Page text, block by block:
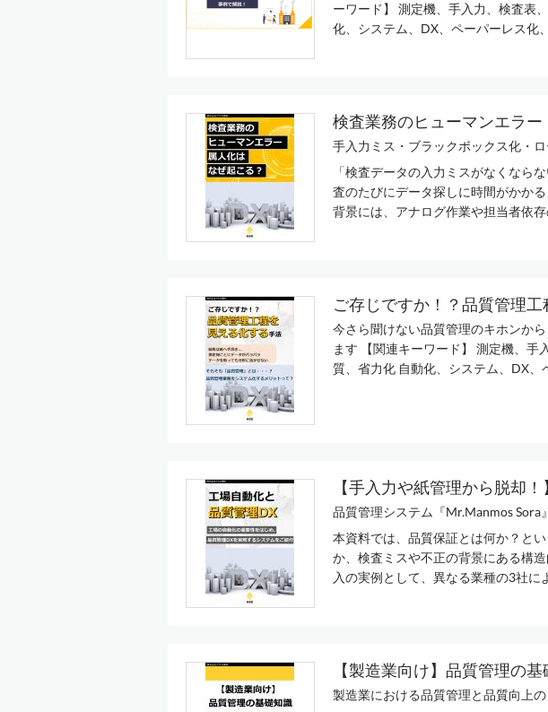
ーワード】 測定機、手入力、検査表
化、システム、DX、ペーパーレス化
検査業務のヒューマンエラ
手入力ミス・ブラックボックス化・
「検査データの入力ミスがなくなら
査のたびにデータ探しに時間がかか
背景には、アナログ作業や担当者依
ご存じですか！？品質管理
今さら聞けない品質管理のキホンか
ます 【関連キーワード】 測定機、
質、省力化 自動化、システム、DX、
【手入力や紙管理から脱却
品質管理システム『Mr.Manmos Sora
本資料では、品質保証とは何か？と
か、検査ミスや不正の背景にある構
入の実例として、異なる業種の3社に
【製造業向け】品質管理の
製造業における品質管理と品質向上